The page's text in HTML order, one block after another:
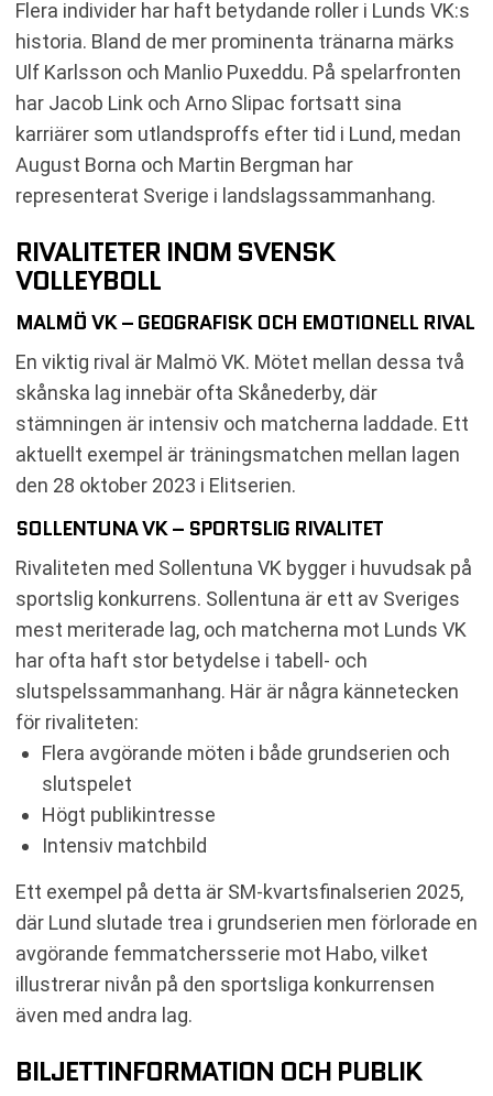
Flera individer har haft betydande roller i Lunds VK:s
historia. Bland de mer prominenta tränarna märks
Ulf Karlsson och Manlio Puxeddu. På spelarfronten
har Jacob Link och Arno Slipac fortsatt sina
karriärer som utlandsproffs efter tid i Lund, medan
August Borna och Martin Bergman har
representerat Sverige i landslagssammanhang.
RIVALITETER INOM SVENSK
VOLLEYBOLL
MALMÖ VK – GEOGRAFISK OCH EMOTIONELL RIVAL
En viktig rival är Malmö VK. Mötet mellan dessa två
skånska lag innebär ofta Skånederby, där
stämningen är intensiv och matcherna laddade. Ett
aktuellt exempel är träningsmatchen mellan lagen
den 28 oktober 2023 i Elitserien.
SOLLENTUNA VK – SPORTSLIG RIVALITET
Rivaliteten med Sollentuna VK bygger i huvudsak på
sportslig konkurrens. Sollentuna är ett av Sveriges
mest meriterade lag, och matcherna mot Lunds VK
har ofta haft stor betydelse i tabell- och
slutspelssammanhang. Här är några kännetecken
för rivaliteten:
Flera avgörande möten i både grundserien och
slutspelet
Högt publikintresse
Intensiv matchbild
Ett exempel på detta är SM-kvartsfinalserien 2025,
där Lund slutade trea i grundserien men förlorade en
avgörande femmatchersserie mot Habo, vilket
illustrerar nivån på den sportsliga konkurrensen
även med andra lag.
BILJETTINFORMATION OCH PUBLIK